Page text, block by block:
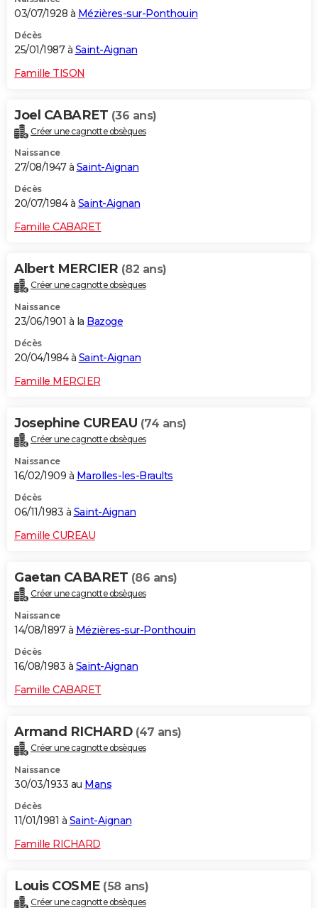
03/07/1928 à Mézières-sur-Ponthouin
Décès
25/01/1987 à Saint-Aignan
Famille TISON
Joel CABARET (36 ans)
Créer une cagnotte obsèques
Naissance
27/08/1947 à Saint-Aignan
Décès
20/07/1984 à Saint-Aignan
Famille CABARET
Albert MERCIER (82 ans)
Créer une cagnotte obsèques
Naissance
23/06/1901 à la Bazoge
Décès
20/04/1984 à Saint-Aignan
Famille MERCIER
Josephine CUREAU (74 ans)
Créer une cagnotte obsèques
Naissance
16/02/1909 à Marolles-les-Braults
Décès
06/11/1983 à Saint-Aignan
Famille CUREAU
Gaetan CABARET (86 ans)
Créer une cagnotte obsèques
Naissance
14/08/1897 à Mézières-sur-Ponthouin
Décès
16/08/1983 à Saint-Aignan
Famille CABARET
Armand RICHARD (47 ans)
Créer une cagnotte obsèques
Naissance
30/03/1933 au Mans
Décès
11/01/1981 à Saint-Aignan
Famille RICHARD
Louis COSME (58 ans)
Créer une cagnotte obsèques